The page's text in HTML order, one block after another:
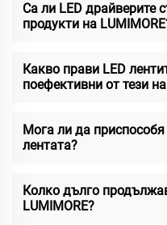
Са ли LED драйверите
продукти на
Какво прави LED
поефективни от тези
Мога ли да
лентата?
Колко дълго
LUMIMORE?